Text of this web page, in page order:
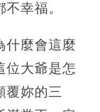
幸福。
什麼會這麼
位大爺是怎
覆妳的三